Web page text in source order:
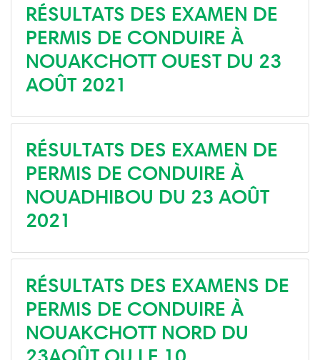
RÉSULTATS DES EXAMEN DE
PERMIS DE CONDUIRE À
NOUAKCHOTT OUEST DU 23
AOÛT 2021
RÉSULTATS DES EXAMEN DE
PERMIS DE CONDUIRE À
NOUADHIBOU DU 23 AOÛT
2021
RÉSULTATS DES EXAMENS DE
PERMIS DE CONDUIRE À
NOUAKCHOTT NORD DU